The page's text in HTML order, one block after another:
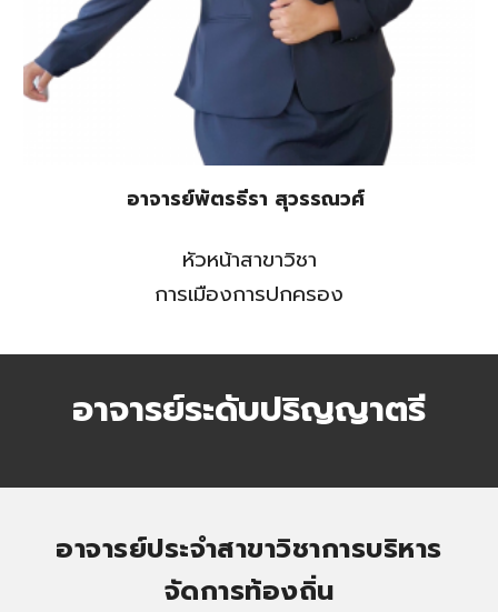
อาจารย์พัตรธีรา สุวรรณวศ์
หัวหน้าสาขาวิชา
การเมืองการปกครอง
อาจารย์ระดับปริญญาตรี
อาจารย์ประจำสาขาวิชาการบริหาร
จัดการท้องถิ่น